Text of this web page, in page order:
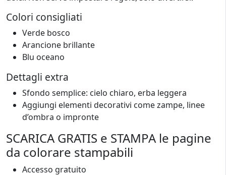
Colori consigliati
Verde bosco
Arancione brillante
Blu oceano
Dettagli extra
Sfondo semplice: cielo chiaro, erba leggera
Aggiungi elementi decorativi come zampe, linee
d’ombra o impronte
SCARICA GRATIS e STAMPA le pagine
da colorare stampabili
Accesso gratuito